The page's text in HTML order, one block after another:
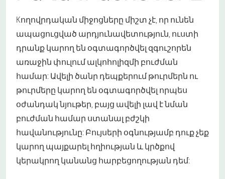
Kողովրդական միջոցները միշտ չէ, որ ունեն
ապացուցված արդյունավետություն, ուստի
դրանք կարող են օգտագործվել զգուշորեն
առաջին փուլում ալկոհոլիզմի բուժման
համար: Ավելի ծանր դեպքերում թուրմերն ու
թուրմերը կարող են օգտագործվել որպես
օժանդակ նյութեր, բայց ավելի լավ է նման
բուժման համար ստանալ բժշկի
հավանությունը: Բույսերի օգնությամբ դուք չեք
կարող պայքարել հղիության և կրծքով
կերակրող կանանց հարբեցողության դեմ: